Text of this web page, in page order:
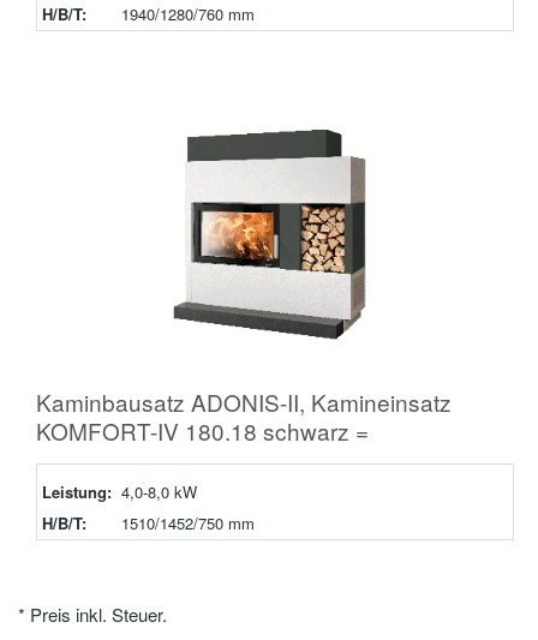
H/B/T:
1940/1280/760 mm
Kaminbausatz ADONIS-II, Kamineinsatz
KOMFORT-IV 180.18 schwarz =
Leistung: 4,0-8,0 kW
H/B/T:
1510/1452/750 mm
* Preis inkl. Steuer.